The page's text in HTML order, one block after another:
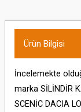
Ürün Bilgisi
İncelemekte
marka SİLİNDİR
SCENİC DACIA